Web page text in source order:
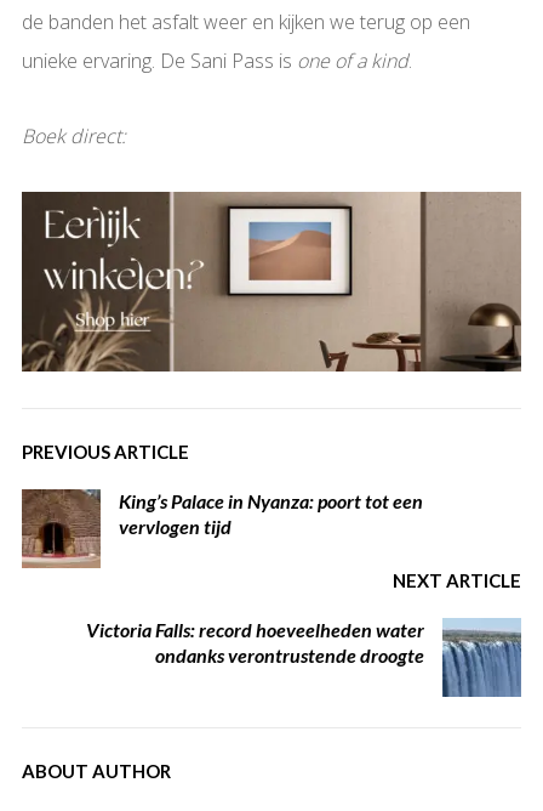
de banden het asfalt weer en kijken we terug op een
unieke ervaring. De Sani Pass is one of a kind.
Boek direct:
PREVIOUS ARTICLE
King’s Palace in Nyanza: poort tot een
vervlogen tijd
NEXT ARTICLE
Victoria Falls: record hoeveelheden water
ondanks verontrustende droogte
ABOUT AUTHOR